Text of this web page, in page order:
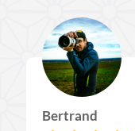
Bertrand